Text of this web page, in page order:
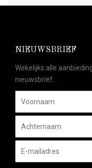
NIEUWSBRIEF
Wekelijks alle
nieuwsbrief.